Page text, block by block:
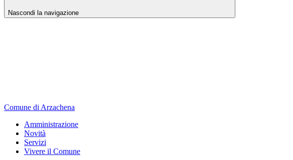
Nascondi la navigazione
Comune di Arzachena
Amministrazione
Novità
Servizi
Vivere il Comune